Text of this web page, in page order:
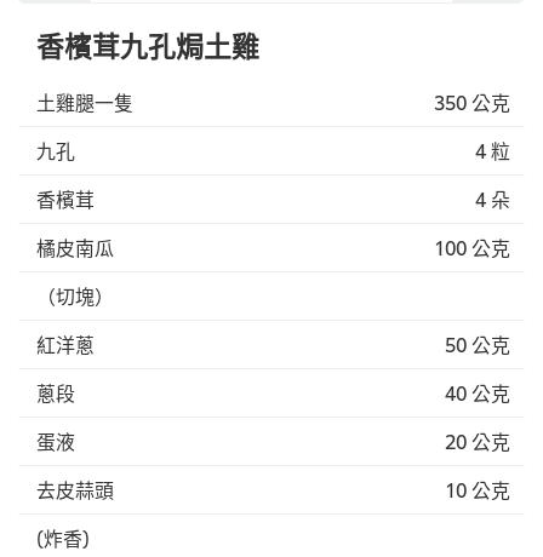
香檳茸九孔焗土雞
土雞腿一隻
350 公克
九孔
4 粒
香檳茸
4 朵
橘皮南瓜
100 公克
（切塊）
紅洋蔥
50 公克
蔥段
40 公克
蛋液
20 公克
去皮蒜頭
10 公克
(炸香)